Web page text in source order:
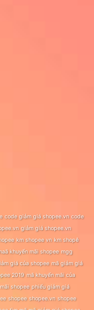
code giảm giá shopee.vn code
giảm giá shopee.vn
km shopee vn km shopê
khuyến mãi shopee mgg
giá của shopee mã giảm giá
2019 mã khuyến mãi của
shopee phiếu giảm giá
shopee shopee.vn shopee